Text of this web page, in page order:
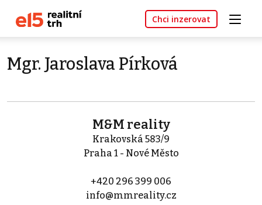
Chci inzerovat
Mgr. Jaroslava Pírková
M&M reality
Krakovská 583/9
Praha 1 - Nové Město
+420 296 399 006
info@mmreality.cz